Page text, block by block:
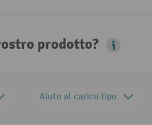
prodotto?
Aiuto al carico tipo